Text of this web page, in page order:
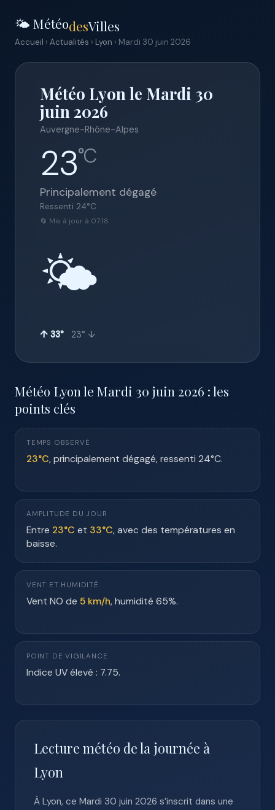
🌤️ MétéodesVilles
Accueil › Actualités › Lyon › Mardi 30 juin 2026
Météo Lyon le Mardi 30
juin 2026
Auvergne-Rhône-Alpes
23°C
Principalement dégagé
Ressenti 24°C
🔄 Mis à jour à 07:18
🌤️
↑ 33° 23° ↓
Météo Lyon le Mardi 30 juin 2026 : les
points clés
TEMPS OBSERVÉ
23°C, principalement dégagé, ressenti 24°C.
AMPLITUDE DU JOUR
Entre 23°C et 33°C, avec des températures en
baisse.
VENT ET HUMIDITÉ
Vent NO de 5 km/h, humidité 65%.
POINT DE VIGILANCE
Indice UV élevé : 7.75.
Lecture météo de la journée à
Lyon
À Lyon, ce Mardi 30 juin 2026 s’inscrit dans une